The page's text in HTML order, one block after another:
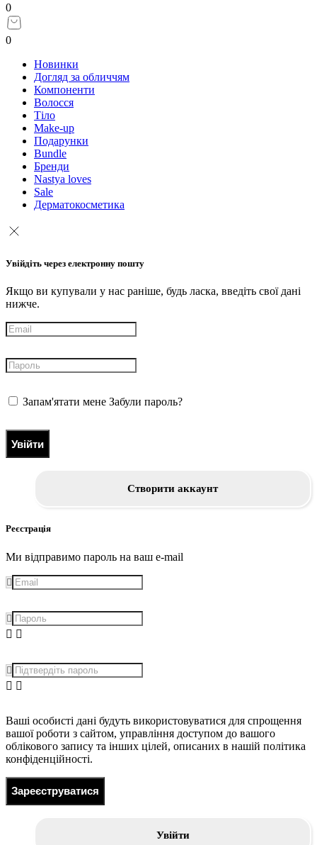
0
0
Новинки
Догляд за обличчям
Компоненти
Волосся
Тіло
Make-up
Подарунки
Bundle
Бренди
Nastya loves
Sale
Дерматокосметика
Увійдіть через електронну пошту
Якщо ви купували у нас раніше, будь ласка, введіть свої дані
нижче.
Запам'ятати мене Забули пароль?
Увійти
Створити аккаунт
Реєстрація
Ми відправимо пароль на ваш e-mail
Ваші особисті дані будуть використовуватися для спрощення
вашої роботи з сайтом, управління доступом до вашого
облікового запису та інших цілей, описаних в нашій політика
конфіденційності.
Зареєструватися
Увійти